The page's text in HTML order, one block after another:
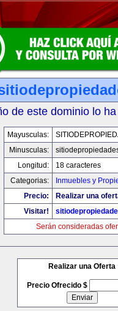
de este dominio lo
Mayusculas:
Minusculas:
Longitud:
18 caracteres
Categorias:
Inmuebles y
Precio:
Realizar una
Visitar!
Serán consideradas
Realizar una Oferta
Precio Ofrecido $